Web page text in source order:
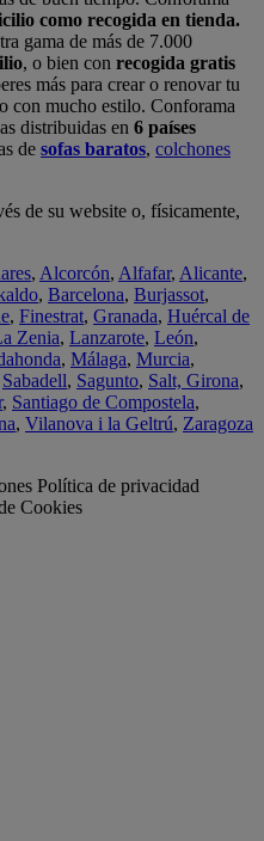
como recogida en tienda.
gama de más de 7.000
, o bien con recogida gratis
más para crear o renovar tu
con mucho estilo. Conforama
distribuidas en 6 países
de sofas baratos, colchones
de su website o, físicamente,
, Alcorcón, Alfafar, Alicante,
, Barcelona, Burjassot,
, Finestrat, Granada, Huércal de
Zenia, Lanzarote, León,
, Málaga, Murcia,
Sabadell, Sagunto, Salt, Girona,
, Santiago de Compostela,
, Vilanova i la Geltrú, Zaragoza
Política de privacidad
Cookies